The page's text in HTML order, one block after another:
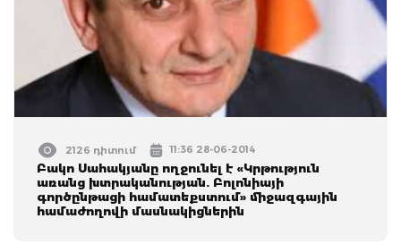
2126 դիտում 11:36 28-06-2014
Բակո Սահակյանը ողջունել է «Կրթություն
առանց խտրականության. Բոլոնիայի
գործընթացի համատեքստում» միջազգային
համաժողովի մասնակիցներին